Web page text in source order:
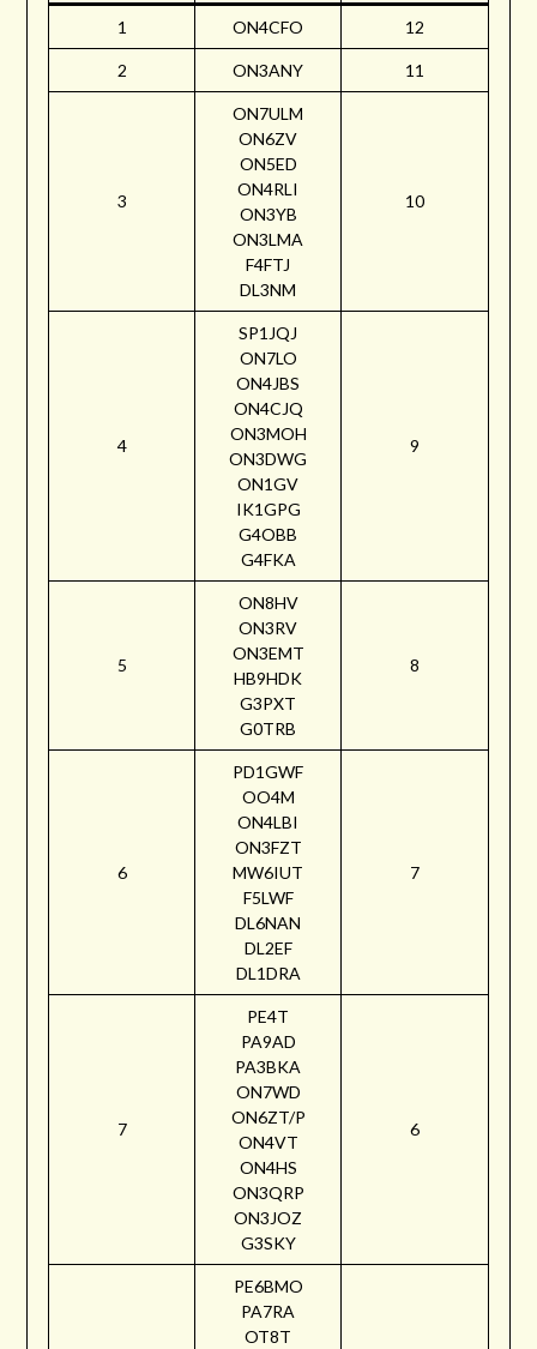
1 ON4CFO 12
2 ON3ANY 11
3
ON7ULM
ON6ZV
ON5ED
ON4RLI
ON3YB
ON3LMA
F4FTJ
DL3NM
10
4
SP1JQJ
ON7LO
ON4JBS
ON4CJQ
ON3MOH
ON3DWG
ON1GV
IK1GPG
G4OBB
G4FKA
9
5
ON8HV
ON3RV
ON3EMT
HB9HDK
G3PXT
G0TRB
8
6
PD1GWF
OO4M
ON4LBI
ON3FZT
MW6IUT
F5LWF
DL6NAN
DL2EF
DL1DRA
7
7
PE4T
PA9AD
PA3BKA
ON7WD
ON6ZT/P
ON4VT
ON4HS
ON3QRP
ON3JOZ
G3SKY
6
PE6BMO
PA7RA
OT8T